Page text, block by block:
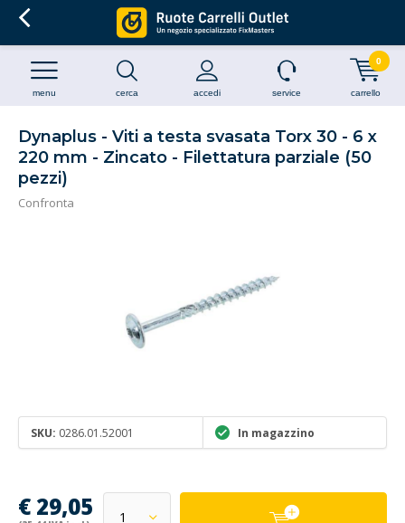
cerca accedi
menu service carrello
0
Dynaplus - Viti a testa svasata Torx 30 - 6 x
220 mm - Zincato - Filettatura parziale (50
pezzi)
Confronta
SKU: 0286.01.52001 In magazzino
€ 29,05